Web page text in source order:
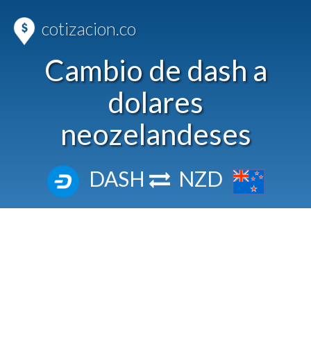
cotizacion.co
Cambio de dash a
dolares
neozelandeses
DASH NZD